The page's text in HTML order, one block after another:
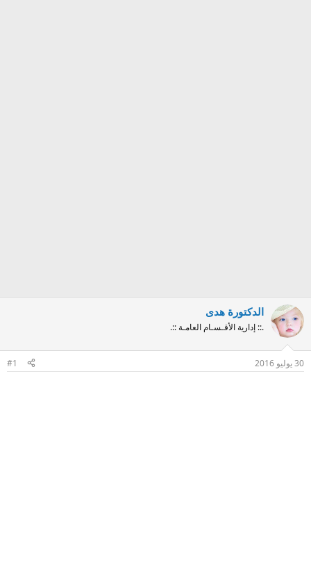
الدكتورة هدى
.:: إدارية الأقـسـام العامـة ::.
30 يوليو 2016 #1